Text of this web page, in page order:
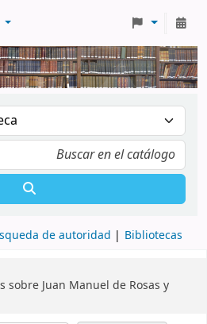
de autoridad Bibliotecas
sobre Juan Manuel de Rosas y